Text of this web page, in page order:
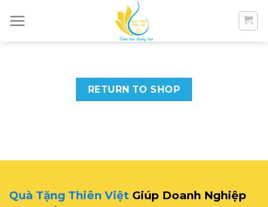
RETURN TO SHOP
Quà Tặng Thiên Việt Giúp Doanh Nghiệp